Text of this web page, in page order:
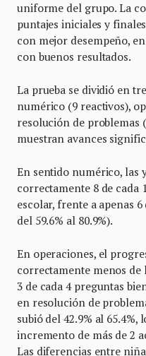
uniforme del grupo. La
puntajes iniciales y
con mejor desempeño,
con buenos resultados.
La prueba se dividió en
numérico (9 reactivos),
resolución de problemas
muestran avances
En sentido numérico, las
correctamente 8 de
escolar, frente a apenas
del 59.6% al 80.9%).
En operaciones, el
correctamente menos de
3 de cada 4 preguntas
en resolución de
subió del 42.9% al 65.4%,
incremento de más de 2
Las diferencias entre